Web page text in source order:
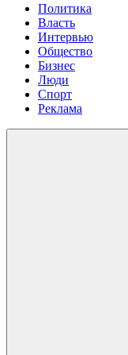
Политика
Власть
Интервью
Общество
Бизнес
Люди
Спорт
Реклама